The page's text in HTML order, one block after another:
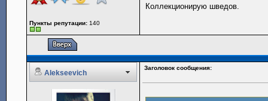
Пункты репутации: 140
Коллекционирую шведов.
Alekseevich
Заголовок сообщения: